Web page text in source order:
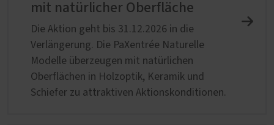
mit natürlicher Oberfläche
Die Aktion geht bis 31.12.2026 in die
Verlängerung. Die PaXentrée Naturelle
Modelle überzeugen mit natürlichen
Oberflächen in Holzoptik, Keramik und
Schiefer zu attraktiven Aktionskonditionen.